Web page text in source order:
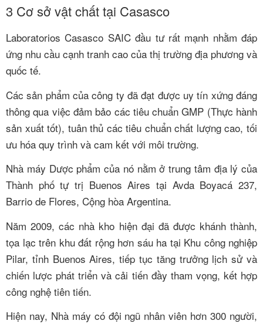
3 Cơ sở vật chất tại Casasco
Laboratorios Casasco SAIC đầu tư rất mạnh nhằm đáp
ứng nhu cầu cạnh tranh cao của thị trường địa phương và
quốc tế.
Các sản phẩm của công ty đã đạt được uy tín xứng đáng
thông qua việc đảm bảo các tiêu chuẩn GMP (Thực hành
sản xuất tốt), tuân thủ các tiêu chuẩn chất lượng cao, tối
ưu hóa quy trình và cam kết với môi trường.
Nhà máy Dược phẩm của nó nằm ở trung tâm địa lý của
Thành phố tự trị Buenos Aires tại Avda Boyacá 237,
Barrio de Flores, Cộng hòa Argentina.
Năm 2009, các nhà kho hiện đại đã được khánh thành,
tọa lạc trên khu đất rộng hơn sáu ha tại Khu công nghiệp
Pilar, tỉnh Buenos Aires, tiếp tục tăng trưởng lịch sử và
chiến lược phát triển và cải tiến đầy tham vọng, kết hợp
công nghệ tiên tiến.
Hiện nay, Nhà máy có đội ngũ nhân viên hơn 300 người,